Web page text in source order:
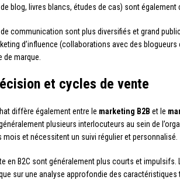
blog, livres blancs, études de cas) sont également
communication sont plus diversifiés et grand
d’influence (collaborations avec des
de marque.
et cycles de vente
diffère également entre le marketing B2B et le
plusieurs interlocuteurs au sein de
mois et nécessitent un suivi régulier et personnalisé.
en B2C sont généralement plus courts et
sur une analyse approfondie des